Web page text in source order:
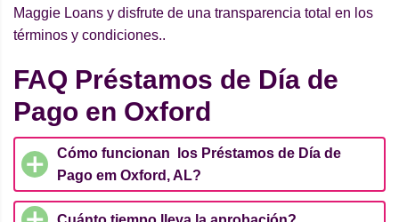
Maggie Loans y disfrute de una transparencia total en los
términos y condiciones..
FAQ Préstamos de Día de
Pago en Oxford
Cómo funcionan los Préstamos de Día de
Pago em Oxford, AL?